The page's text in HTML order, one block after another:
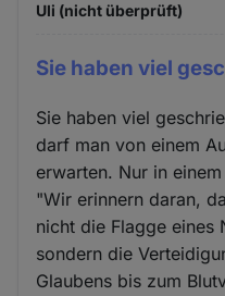
Uli (nicht überprüft)
Sie haben viel
Sie haben viel
darf man von einem
erwarten. Nur in
"Wir erinnern daran,
nicht die Flagge eines
sondern die
Glaubens bis zum